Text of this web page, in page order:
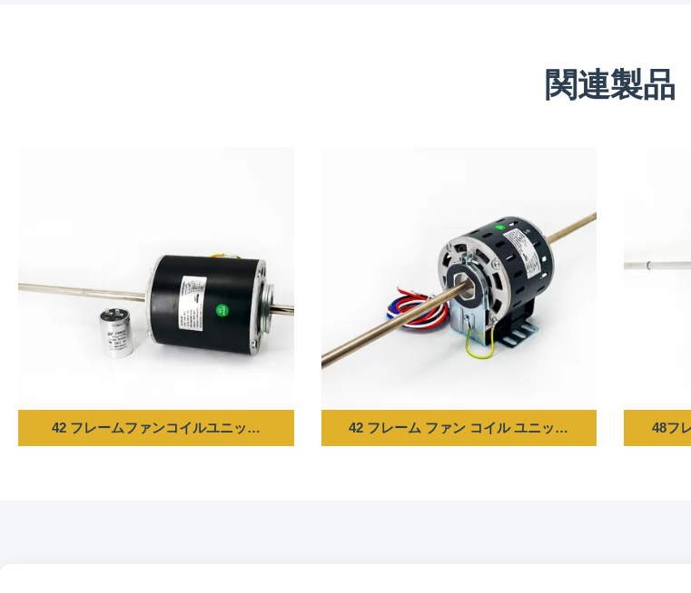
関連製品
42 フレームファンコイルユニットモーター - 350W 220V 60HZ 1550RPM/5SPD CW-LE
42 フレーム ファン コイル ユニット モーター - 55W48フ